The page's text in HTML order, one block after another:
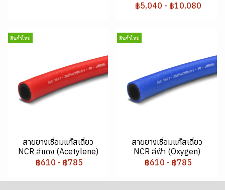
฿5,040 - ฿10,080
สินค้าใหม่
สายยางเชื่อมแก๊สเดี่ยว
NCR สีแดง (Acetylene)
฿610 - ฿785
สินค้าใหม่
สายยางเชื่อมแก๊สเดี่ยว
NCR สีฟ้า (Oxygen)
฿610 - ฿785